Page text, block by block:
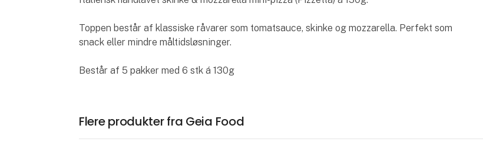
Toppen består af klassiske råvarer som tomatsauce, skinke og mozzarella. Perfekt som
snack eller mindre måltidsløsninger.
Består af 5 pakker med 6 stk á 130g
Flere produkter fra Geia Food